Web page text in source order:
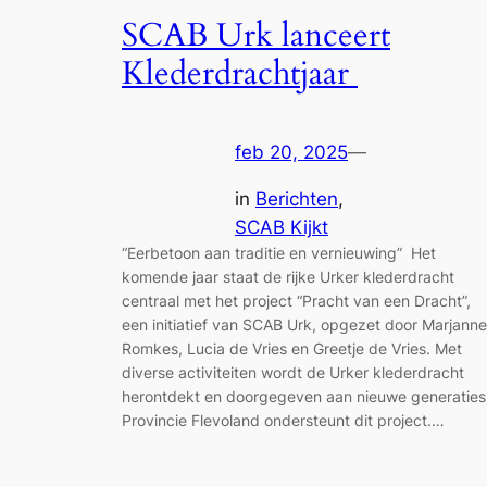
SCAB Urk lanceert
Klederdrachtjaar
feb 20, 2025—
in Berichten
SCAB Kijkt
“Eerbetoon aan traditie en vernieuwing” Het
komende jaar staat de rijke Urker klederdracht
centraal met het project “Pracht van een Dracht”,
een initiatief van SCAB Urk, opgezet door Marjanne
Romkes, Lucia de Vries en Greetje de Vries. Met
diverse activiteiten wordt de Urker klederdracht
herontdekt en doorgegeven aan nieuwe
Provincie Flevoland ondersteunt dit project.…